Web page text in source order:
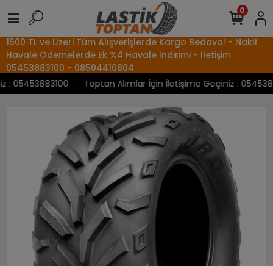
1500 TL ve Üzeri Tüm Alışverişlerde Kargo Bedava! - Nakit
Havale Ödemelerde Ek %4 Havale İndirimi - İletişim
05453883100 - 08504410804
Toptan Alımlar İçin İletişime Geçiniz :
0